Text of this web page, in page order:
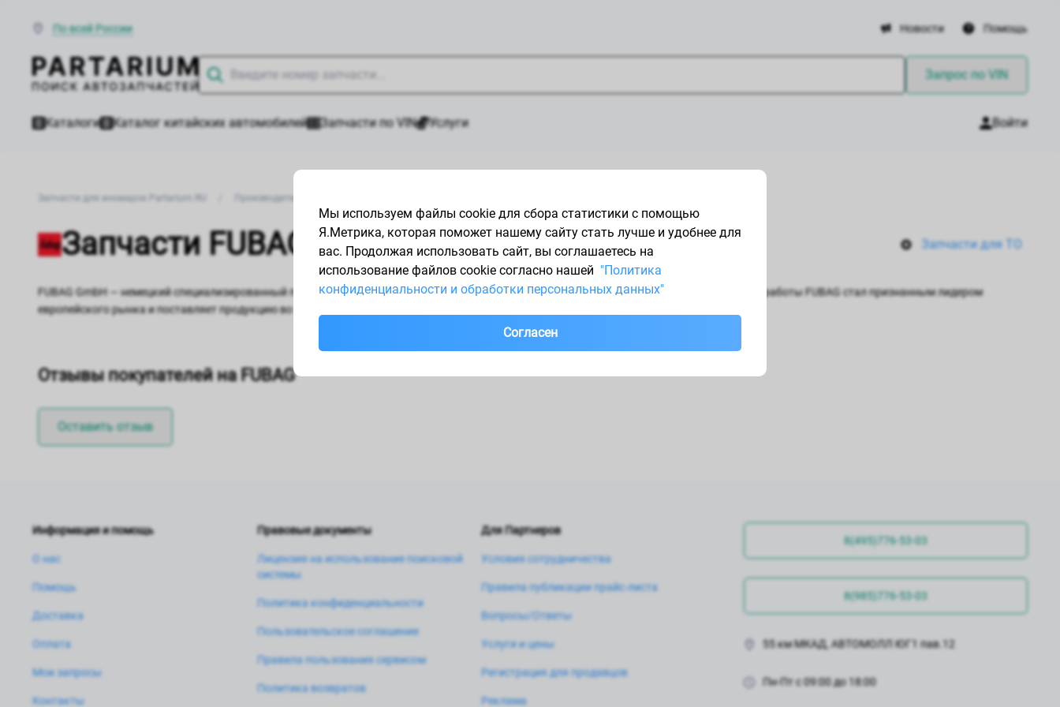
По всей России Новости Помощь
Запрос по VIN
Каталоги Каталог китайских автомобилей Запчасти по VIN Услуги Войти
Запчасти для иномарок Partarium.RU Производители запчастей
Запчасти FUBAG Запчасти для ТО
FUBAG GmbH — немецкий специализированный производитель профессионального оборудования для строительства и ремонта. За 40 лет работы FUBAG стал признанным лидером
европейского рынка и поставляет продукцию во многие страны мира.
Отзывы покупателей на FUBAG
Оставить отзыв
Информация и помощь
О нас
Помощь
Доставка
Оплата
Мои запросы
Контакты
Правовые документы
Лицензия на использование поисковой
системы
Политика конфиденциальности
Пользовательское соглашение
Правила пользования сервисом
Политика возвратов
Для Партнеров
Условия сотрудничества
Правила публикации прайс-листа
Вопросы/Ответы
Услуги и цены
Регистрация для продавцов
Реклама
8(495)776-53-03
8(985)776-53-03
55 км МКАД, АВТОМОЛЛ ЮГ1 пав.12
Пн-Пт с 09:00 до 18:00
Мы используем файлы cookie для сбора статистики с помощью
Я.Метрика, которая поможет нашему сайту стать лучше и удобнее для
вас. Продолжая использовать сайт, вы соглашаетесь на
использование файлов cookie согласно нашей "Политика
конфиденциальности и обработки персональных данных"
Согласен